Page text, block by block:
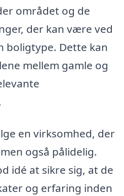
området og de
der kan være ved
boligtype. Dette kan
mellem gamle og
en virksomhed, der
også pålidelig.
idé at sikre sig, at de
og erfaring inden